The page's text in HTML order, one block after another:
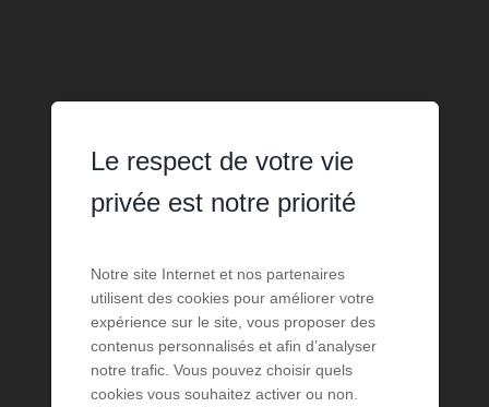
Le respect de votre vie
privée est notre priorité
Notre site Internet et nos partenaires
utilisent des cookies pour améliorer votre
expérience sur le site, vous proposer des
contenus personnalisés et afin d’analyser
notre trafic. Vous pouvez choisir quels
cookies vous souhaitez activer ou non.